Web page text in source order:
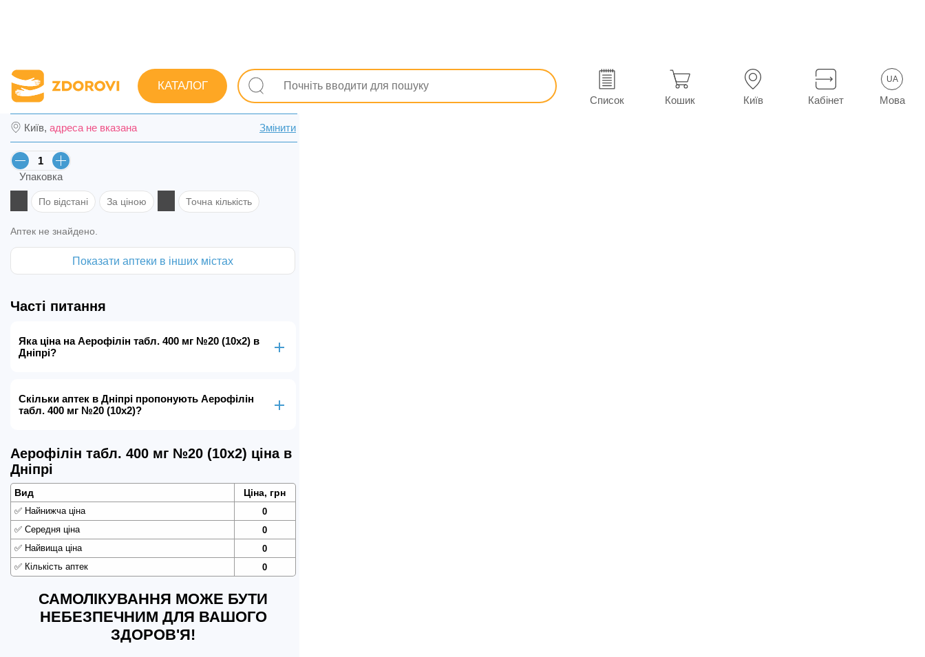
КАТАЛОГ
Список Кошик Київ Кабінет
UA
Мова
Пошук ліків При бронхіальній астмі Бронхолітики Аерофілін табл. 400 мг №20 (10х2)
Аерофілін табл. 400 мг №20 (10х2) в Дніпрі
Київ, адреса не вказана Змінити
Упаковка
По відстані За ціною Точна кількість
Аптек не знайдено.
Показати аптеки в інших містах
Часті питання
Яка ціна на Аерофілін табл. 400 мг №20 (10х2) в
Дніпрі?
Скільки аптек в Дніпрі пропонують Аерофілін
табл. 400 мг №20 (10х2)?
Аерофілін табл. 400 мг №20 (10х2) ціна в
Дніпрі
Вид Ціна, грн
✅ Найнижча ціна
0
✅ Середня ціна
0
✅ Найвища ціна
0
✅ Кількість аптек 0
САМОЛІКУВАННЯ МОЖЕ БУТИ
НЕБЕЗПЕЧНИМ ДЛЯ ВАШОГО
ЗДОРОВ'Я!